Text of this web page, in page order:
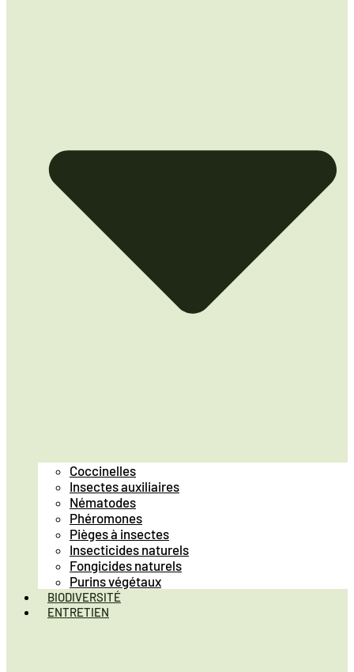
Coccinelles
Insectes auxiliaires
Nématodes
Phéromones
Pièges à insectes
Insecticides naturels
Fongicides naturels
Purins végétaux
BIODIVERSITÉ
ENTRETIEN